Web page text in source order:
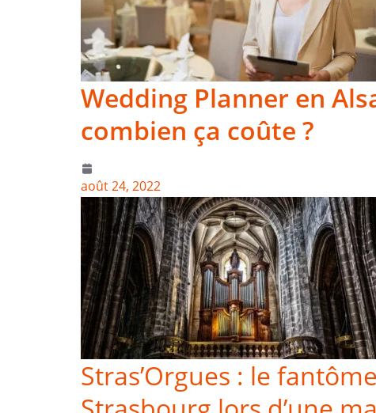
Wedding Planner en
combien ça coûte ?
août 24, 2022
Stras’Orgues : le